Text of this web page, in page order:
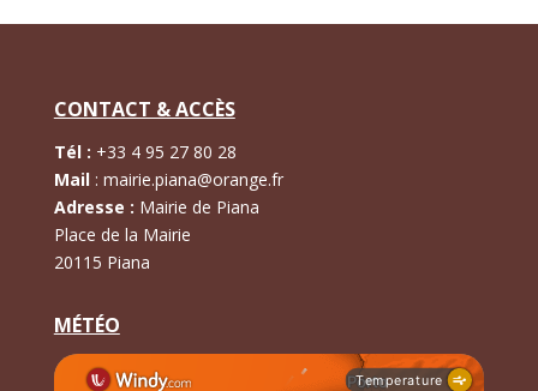
CONTACT & ACCÈS
Tél : +33 4 95 27 80 28
Mail: mairie.piana@orange.fr
Adresse : Mairie de Piana
Place de la Mairie
20115 Piana
MÉTÉO